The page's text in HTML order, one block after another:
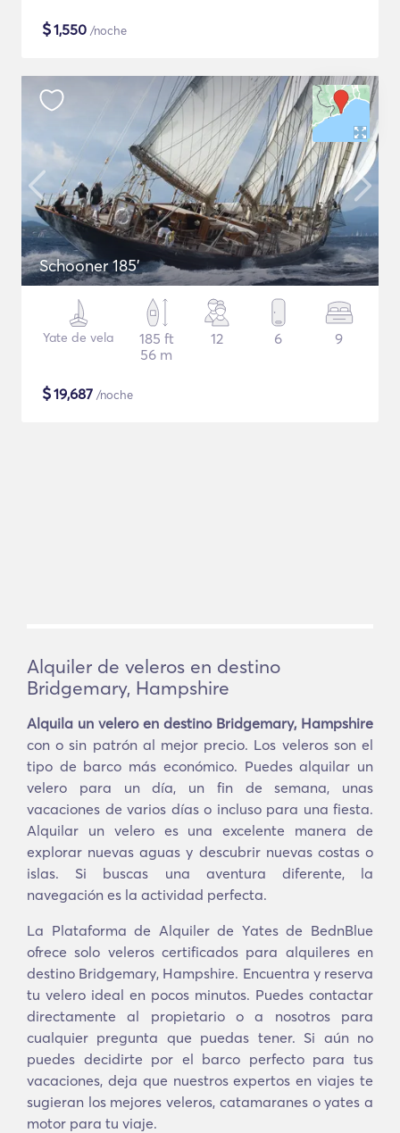
$1,550 /noche
Schooner 185'
Yate de vela
185 ft
56 m
12 6 9
$19,687 /noche
Alquiler de veleros en destino
Bridgemary, Hampshire
Alquila un velero en destino Bridgemary, Hampshire
con o sin patrón al mejor precio. Los veleros son el
tipo de barco más económico. Puedes alquilar un
velero para un día, un fin de semana, unas
vacaciones de varios días o incluso para una fiesta.
Alquilar un velero es una excelente manera de
explorar nuevas aguas y descubrir nuevas costas o
islas. Si buscas una aventura diferente, la
navegación es la actividad perfecta.
La Plataforma de Alquiler de Yates de BednBlue
ofrece solo veleros certificados para alquileres en
destino Bridgemary, Hampshire. Encuentra y reserva
tu velero ideal en pocos minutos. Puedes contactar
directamente al propietario o a nosotros para
cualquier pregunta que puedas tener. Si aún no
puedes decidirte por el barco perfecto para tus
vacaciones, deja que nuestros expertos en viajes te
sugieran los mejores veleros, catamaranes o yates a
motor para tu viaje.